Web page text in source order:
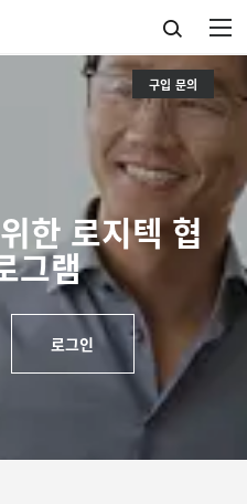
구입 문의
한 로지텍 협
그램
로그인